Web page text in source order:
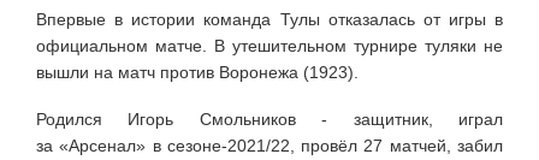
Впервые в истории команда Тулы отказалась от игры в
официальном матче. В утешительном турнире туляки не
вышли на матч против Воронежа (1923).
Родился Игорь Смольников - защитник, играл
за«Арсенал» в сезоне-2021/22, провёл 27 матчей, забил